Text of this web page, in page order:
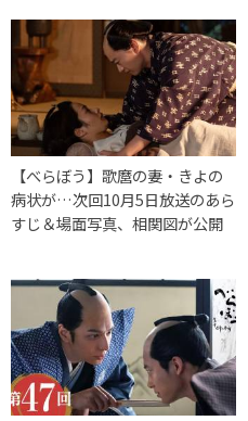
【べらぼう】歌麿の妻・きよの
病状が…次回10月5日放送のあら
すじ＆場面写真、相関図が公開